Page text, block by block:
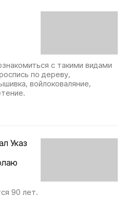
с такими видами
по дереву,
войлоковаляние,
Указ
90 лет.